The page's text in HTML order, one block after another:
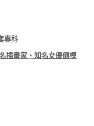
專科
插畫家、知名女優倒模